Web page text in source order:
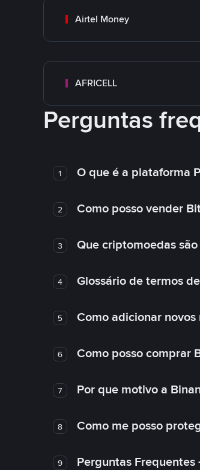
Airtel Money
AFRICELL
Perguntas
1 O que é a plataforma
2 Como posso vender
3 Que criptomoedas
4 Glossário de termos
5 Como adicionar
6 Como posso comprar
7 Por que motivo a
8 Como me posso
9 Perguntas